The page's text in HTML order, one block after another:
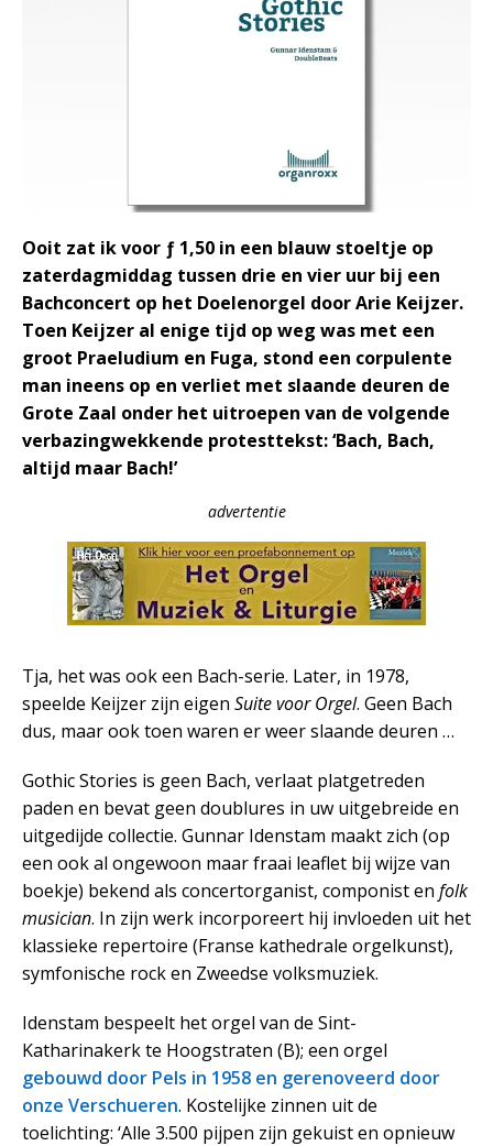
Ooit zat ik voor ƒ 1,50 in een blauw stoeltje op
zaterdagmiddag tussen drie en vier uur bij een
Bachconcert op het Doelenorgel door Arie Keijzer.
Toen Keijzer al enige tijd op weg was met een
groot Praeludium en Fuga, stond een corpulente
man ineens op en verliet met slaande deuren de
Grote Zaal onder het uitroepen van de volgende
verbazingwekkende protesttekst: ‘Bach, Bach,
altijd maar Bach!’
advertentie
Tja, het was ook een Bach-serie. Later, in 1978,
speelde Keijzer zijn eigen Suite voor Orgel. Geen Bach
dus, maar ook toen waren er weer slaande deuren …
Gothic Stories is geen Bach, verlaat platgetreden
paden en bevat geen doublures in uw uitgebreide en
uitgedijde collectie. Gunnar Idenstam maakt zich (op
een ook al ongewoon maar fraai leaflet bij wijze van
boekje) bekend als concertorganist, componist en folk
musician. In zijn werk incorporeert hij invloeden uit het
klassieke repertoire (Franse kathedrale orgelkunst),
symfonische rock en Zweedse volksmuziek.
Idenstam bespeelt het orgel van de Sint-
Katharinakerk te Hoogstraten (B); een orgel
gebouwd door Pels in 1958 en gerenoveerd door
onze Verschueren. Kostelijke zinnen uit de
toelichting: ‘Alle 3.500 pijpen zijn gekuist en opnieuw